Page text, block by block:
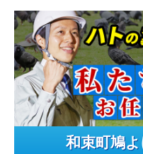
和束町鳩